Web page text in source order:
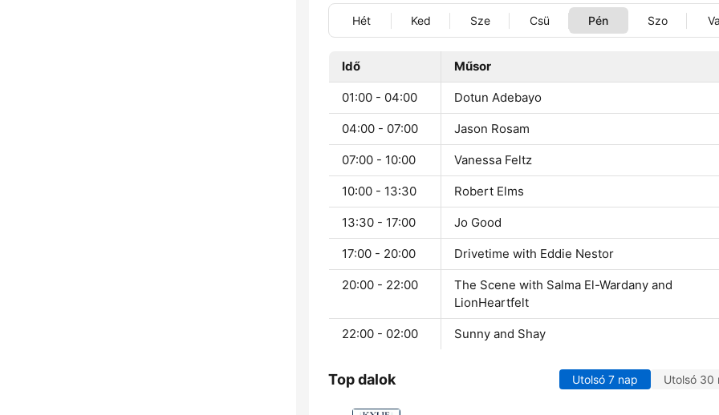
Hét Ked Sze Csü Pén Szo
Idő Műsor
01:00 - 04:00 Dotun Adebayo
04:00 - 07:00 Jason Rosam
07:00 - 10:00 Vanessa Feltz
10:00 - 13:30 Robert Elms
13:30 - 17:00 Jo Good
17:00 - 20:00 Drivetime with Eddie Nestor
20:00 - 22:00
The Scene with Salma El-Wardany and
LionHeartfelt
22:00 - 02:00 Sunny and Shay
Top dalok Utolsó 7 nap Utolsó 30